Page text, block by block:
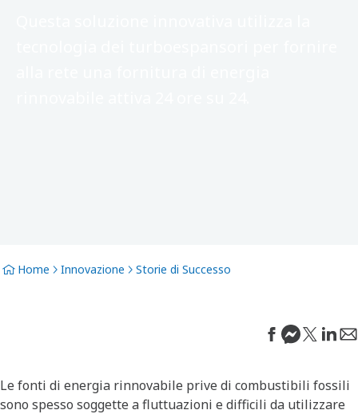
Home Innovazione Storie di Successo
Le fonti di energia rinnovabile prive di combustibili fossili
sono spesso soggette a fluttuazioni e difficili da utilizzare